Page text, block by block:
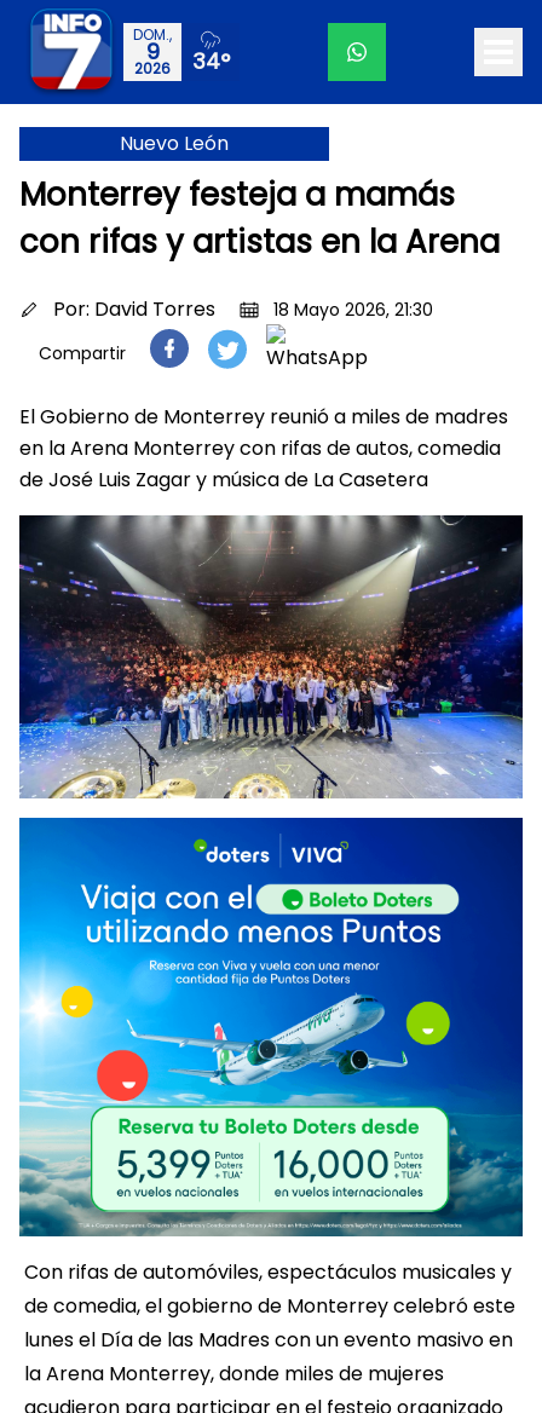
DOM.,
9
2026 34°
Nuevo León
Monterrey festeja a mamás
con rifas y artistas en la Arena
Por: David Torres
18 Mayo 2026, 21:30
Compartir
El Gobierno de Monterrey reunió a miles de madres
en la Arena Monterrey con rifas de autos, comedia
de José Luis Zagar y música de La Casetera
Con rifas de automóviles, espectáculos musicales y
de comedia, el gobierno de Monterrey celebró este
lunes el Día de las Madres con un evento masivo en
la Arena Monterrey, donde miles de mujeres